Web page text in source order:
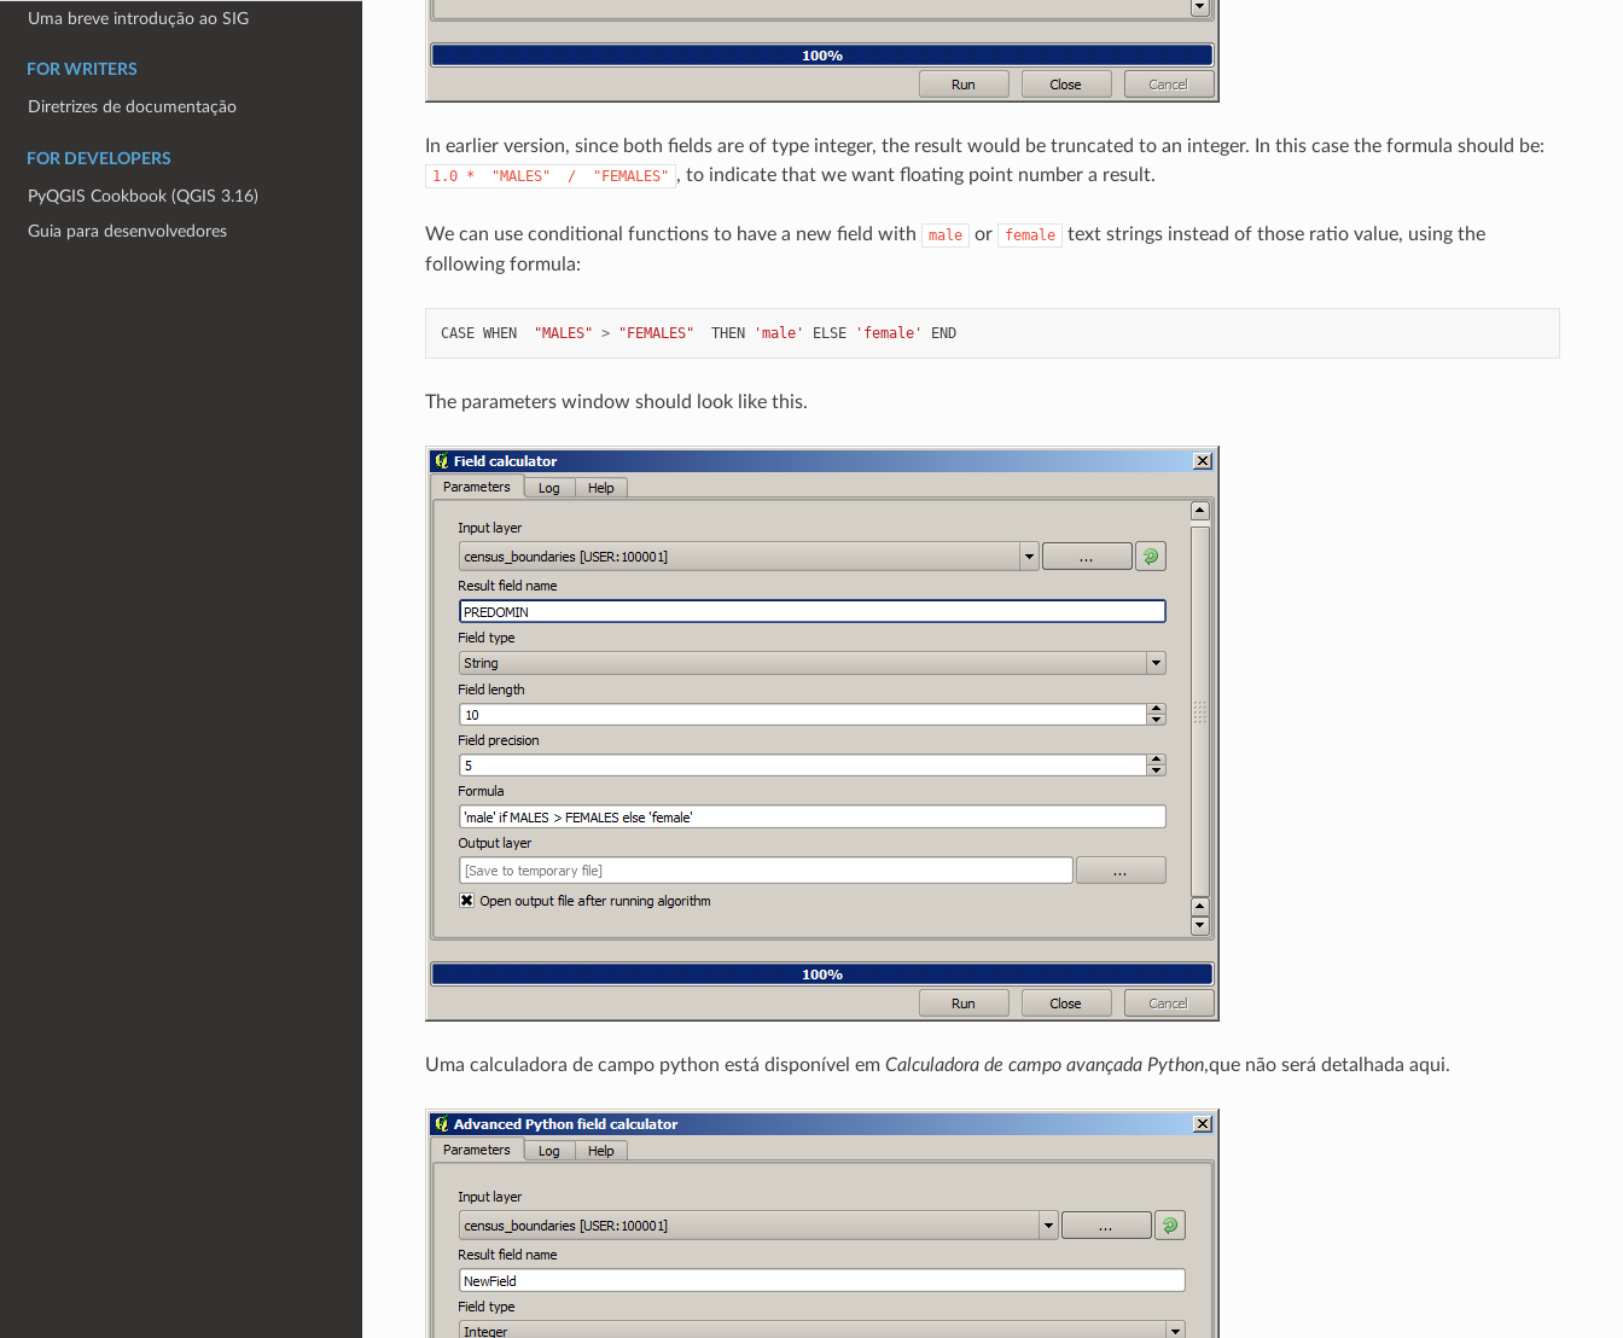
Uma breve introdução ao SIG
FOR WRITERS
Diretrizes de documentação
FOR DEVELOPERS
PyQGIS Cookbook (QGIS 3.16)
Guia para desenvolvedores
In earlier version, since both fields are of type integer, the result would be truncated to an integer. In this case the formula should be:
1.0 * "MALES" / "FEMALES" , to indicate that we want floating point number a result.
We can use conditional functions to have a new field with male or female
text strings instead of those ratio value, using the
following formula:
CASE WHEN "MALES" > "FEMALES" THEN 'male' ELSE 'female' END
The parameters window should look like this.
Uma calculadora de campo python está disponível em Calculadora de campo avançada Python,que não será detalhada aqui.